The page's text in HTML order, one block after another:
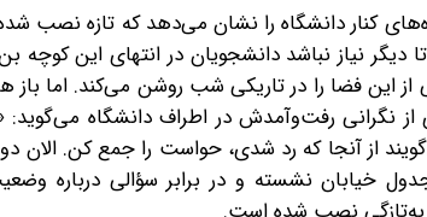
کنار دانشگاه را نشان می‌دهد که تازه نصب شده
دیگر نیاز نباشد دانشجویان در انتهای این
این فضا را در تاریکی شب روشن می‌کند. اما باز
از نگرانی رفت‌و‌آمدش در اطراف دانشگاه
از آنجا که رد شدی، حواست را جمع کن. الان
خیابان نشسته و در برابر سؤالی درباره